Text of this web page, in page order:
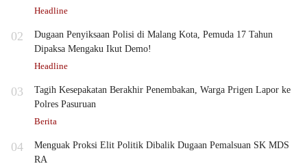
Headline
02
Dugaan Penyiksaan Polisi di Malang Kota, Pemuda 17 Tahun
Dipaksa Mengaku Ikut Demo!
Headline
03
Tagih Kesepakatan Berakhir Penembakan, Warga Prigen Lapor ke
Polres Pasuruan
Berita
04
Menguak Proksi Elit Politik Dibalik Dugaan Pemalsuan SK MDS
RA